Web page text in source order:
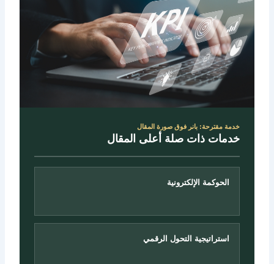
خدمة مقترحة: بانر فوق صورة المقال
خدمات ذات صلة أعلى المقال
الحوكمة الإلكترونية
استراتيجية التحول الرقمي